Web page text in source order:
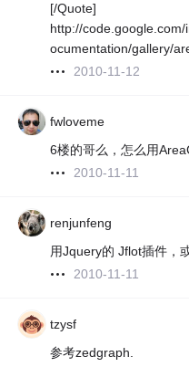
[/Quote]
http://
ocumentation/gallery/
2010-11-12
fwloveme
6楼的哥么，怎么用
2010-11-11
renjunfeng
用Jquery的 Jflot插件，
2010-11-11
tzysf
参考zedgraph.